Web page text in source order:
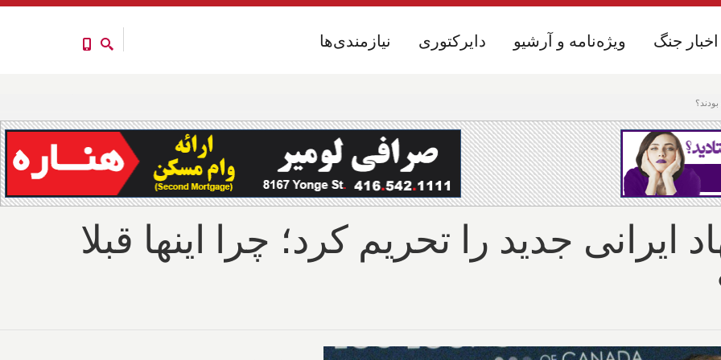
نیازمندی‌ها دایرکتوری ویژه‌نامه و آرشیو اخبار جنگ نیازمندی‌ها دایرکتوری ویژه‌نامه و آرشیو اخبار جنگ
۱۷ فرد و ۳ نهاد ایرانی جدید را تحریم کرد؛ چرا اینها قبلا